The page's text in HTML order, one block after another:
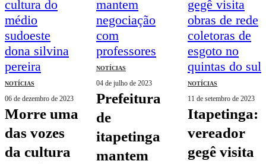
NOTÍCIAS
06 de dezembro de 2023
morre uma
das vozes
da cultura
NOTÍCIAS
04 de julho de 2023
prefeitura
de
itapetinga
mantem
NOTÍCIAS
11 de setembro de 2023
itapetinga:
vereador
gegê visita